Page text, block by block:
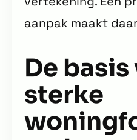
aanpak maakt
De basis
sterke